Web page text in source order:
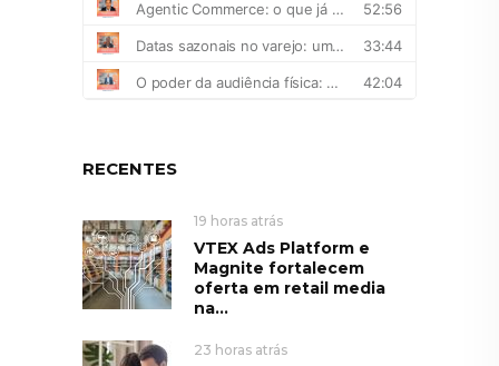
RECENTES
19 horas atrás
VTEX Ads Platform e
Magnite fortalecem
oferta em retail media
na...
23 horas atrás